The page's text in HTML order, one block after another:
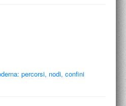
percorsi, nodi, confini